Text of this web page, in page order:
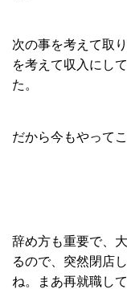
次の事を考えて取
を考えて収入にし
た。
だから今もやって
辞め方も重要で、
るので、突然閉店
ね。まあ再就職し